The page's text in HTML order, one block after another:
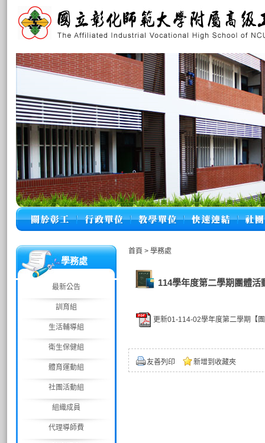
學務處
最新公告
訓育組
生活輔導組
衛生保健組
體育運動組
社團活動組
組織成員
代理導師費
首頁 > 學務處
114學年度第二學期團體活
更新01-114-02學年度第二學期【
友善列印 新增到收藏夾